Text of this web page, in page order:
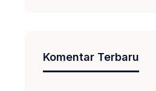
Komentar Terbaru